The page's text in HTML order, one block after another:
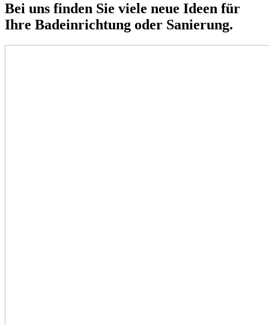
Bei uns finden Sie viele neue Ideen für
Ihre Badeinrichtung oder Sanierung.